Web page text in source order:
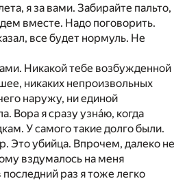
я за вами. Забирайте пальто,
вместе. Надо поговорить.
все будет нормуль. Не
Никакой тебе возбужденной
никаких непроизвольных
наружу, ни единой
Вора я сразу узна́ю, когда
У самого такие долго были.
Это убийца. Впрочем, далеко не
вздумалось на меня
раз я тоже легко